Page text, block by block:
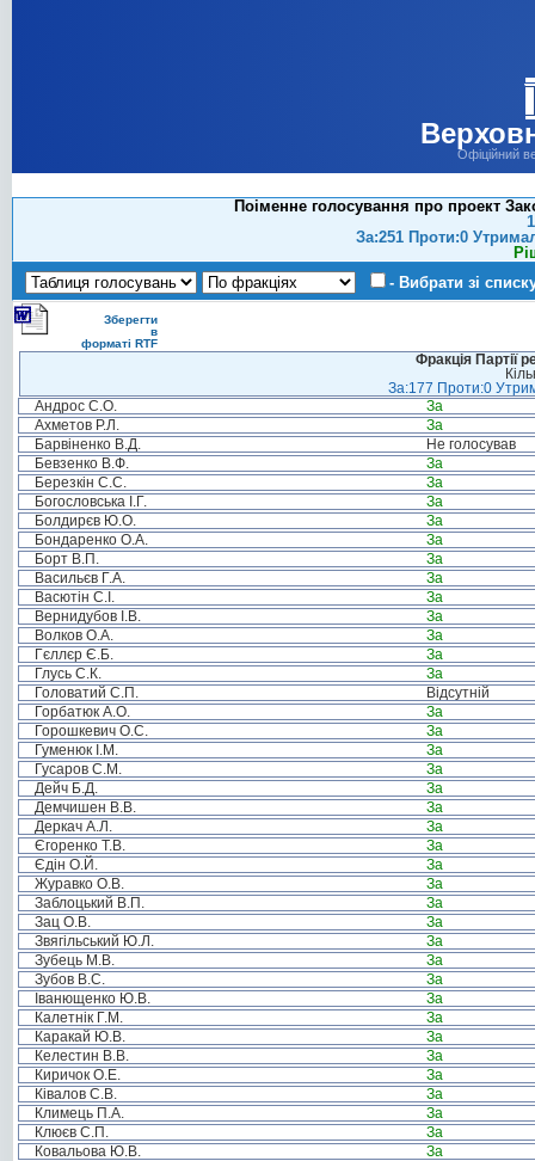
Офіційний
Поіменне голосування про проект
За:251 Проти:0
- Вибрати зі
Зберегти
в
форматі RTF
Фракція Партії
За:177 Проти:0
Андрос С.О.
За
Ахметов Р.Л.
За
Барвіненко В.Д.
Не голосував
Бевзенко В.Ф.
За
Березкін С.С.
За
Богословська І.Г.
За
Болдирєв Ю.О.
За
Бондаренко О.А.
За
Борт В.П.
За
Васильєв Г.А.
За
Васютін С.І.
За
Вернидубов І.В.
За
Волков О.А.
За
Гєллєр Є.Б.
За
Глусь С.К.
За
Головатий С.П.
Відсутній
Горбатюк А.О.
За
Горошкевич О.С.
За
Гуменюк І.М.
За
Гусаров С.М.
За
Дейч Б.Д.
За
Демчишен В.В.
За
Деркач А.Л.
За
Єгоренко Т.В.
За
Єдін О.Й.
За
Журавко О.В.
За
Заблоцький В.П.
За
Зац О.В.
За
Звягільський Ю.Л.
За
Зубець М.В.
За
Зубов В.С.
За
Іванющенко Ю.В.
За
Калетнік Г.М.
За
Каракай Ю.В.
За
Келестин В.В.
За
Киричок О.Е.
За
Ківалов С.В.
За
Климець П.А.
За
Клюєв С.П.
За
Ковальова Ю.В.
За